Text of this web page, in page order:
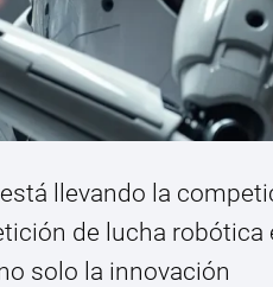
llevando la
de lucha robótica
solo la innovación